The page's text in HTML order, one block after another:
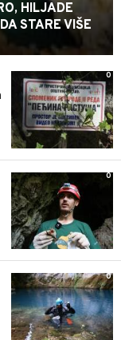
HILJADE
STARE VIŠE
0
0
0